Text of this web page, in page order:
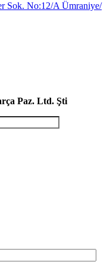
Sok. No:12/A Ümraniye/
Paz. Ltd. Şti